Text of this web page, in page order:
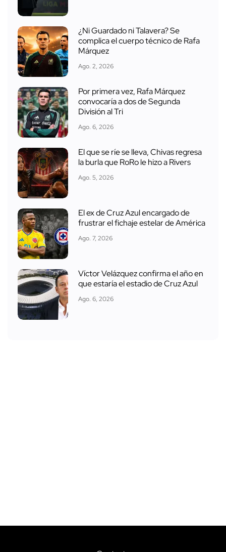
¿Ni Guardado ni Talavera? Se
complica el cuerpo técnico de Rafa
Márquez
Ago. 2, 2026
Por primera vez, Rafa Márquez
convocaría a dos de Segunda
División al Tri
Ago. 6, 2026
El que se ríe se lleva, Chivas regresa
la burla que RoRo le hizo a Rivers
Ago. 5, 2026
El ex de Cruz Azul encargado de
frustrar el fichaje estelar de América
Ago. 7, 2026
Víctor Velázquez confirma el año en
que estaría el estadio de Cruz Azul
Ago. 6, 2026